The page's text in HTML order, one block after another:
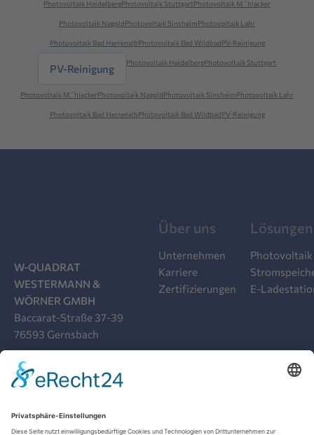
Photovoltaik HeidelbergPhotovoltaik StuttgartPhotovoltaik M˜hlacker
Photovoltaik NagoldPhotovoltaik SinsheimPhotovoltaik Lahr
Photovoltaik Bad HerrenalbPhotovoltaik Bad WildbadPV-Reinigung
PV-Reinigung Photovoltaik HeidelbergPhotovoltaik Stuttgart
Photovoltaik M˜hlackerPhotovoltaik NagoldPhotovoltaik SinsheimPhotovoltaik Lahr
Photovoltaik Bad HerrenalbPhotovoltaik Bad WildbadPV-Reinigung
W-QUADRAT
WESTERMANN &
WÖRNER GMBH
Baccarat-Straße 37-39
76593 Gernsbach
Über uns
Unternehmen
Karriere
Zertifizierungen
Lösungen
Photovoltaik
E-
07224 9919-00